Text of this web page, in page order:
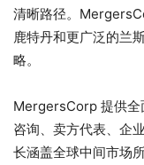
清晰路径。
鹿特丹和更广泛的兰
略。
MergersCorp 提供全
咨询、卖方代表、企
长涵盖全球中间市场